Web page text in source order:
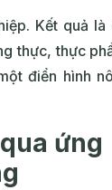
Kết quả là
thực, thực
điển hình
ứng